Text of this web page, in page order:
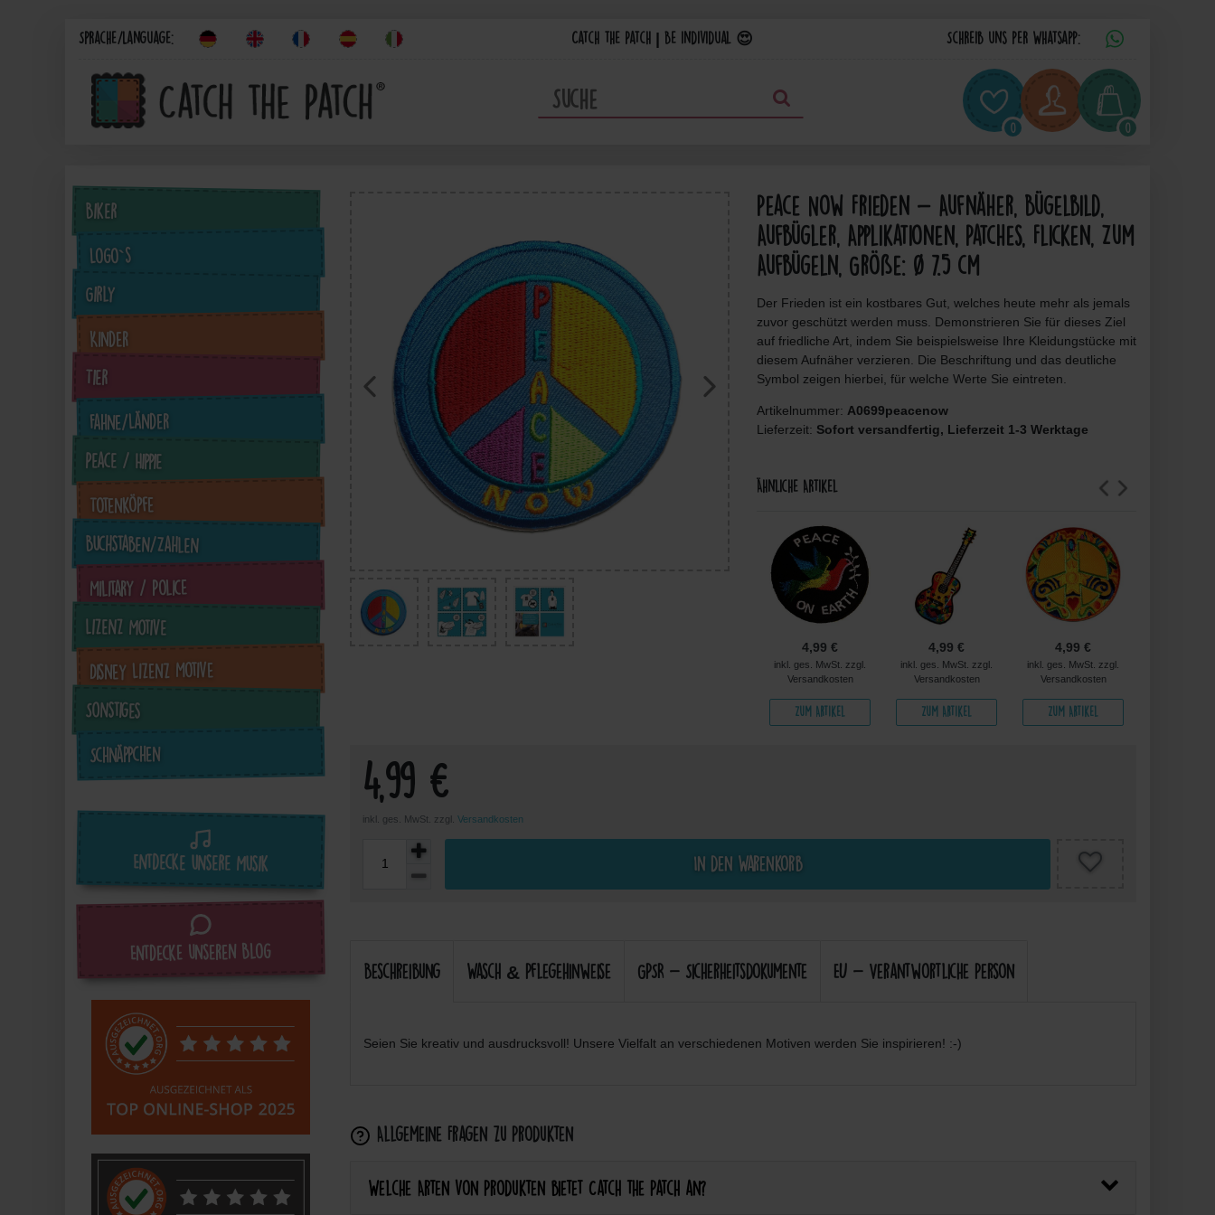
Sprache/Language: Catch the Patch | Be individual 😍 Schreib uns per Whatsapp:
0 0
Biker
Logo`s
Girly
Kinder
Tier
Fahne/Länder
Peace / Hippie
Totenköpfe
Buchstaben/Zahlen
Military / Police
Lizenz Motive
Disney Lizenz Motive
Sonstiges
Schnäppchen
Entdecke unsere Musik
Entdecke unseren Blog
Peace Now Frieden - Aufnäher, Bügelbild,
Aufbügler, Applikationen, Patches, Flicken, Zum
Aufbügeln, Größe: Ø 7.5 cm
Der Frieden ist ein kostbares Gut, welches heute mehr als jemals
zuvor geschützt werden muss. Demonstrieren Sie für dieses Ziel
auf friedliche Art, indem Sie beispielsweise Ihre Kleidungstücke mit
diesem Aufnäher verzieren. Die Beschriftung und das deutliche
Symbol zeigen hierbei, für welche Werte Sie eintreten.
Artikelnummer: A0699peacenow
Lieferzeit: Sofort versandfertig, Lieferzeit 1-3 Werktage
Ähnliche Artikel
4,99 € 4,99 €
inkl. ges. MwSt. zzgl.
Versandkosten
Zum Artikel
4,99 €
inkl. ges. MwSt. zzgl.
Versandkosten
Zum Artikel
4,99 €
inkl. ges. MwSt. zzgl.
Versandkosten
Zum Artikel
4,99 €
inkl. ges. MwSt. zzgl. Versandkosten
In den Warenkorb
Beschreibung Wasch & Pflegehinweise GPSR - Sicherheitsdokumente EU - Verantwortliche Person
Seien Sie kreativ und ausdrucksvoll! Unsere Vielfalt an verschiedenen Motiven werden Sie inspirieren! :-)
Allgemeine Fragen zu Produkten
Welche Arten von Produkten bietet Catch the Patch an?